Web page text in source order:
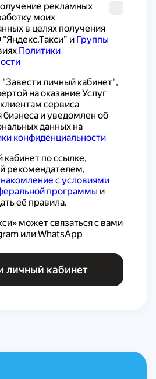
рекламных
моих
в целях получения
и Группы
Политики
личный кабинет",
на оказание Услуг
сервиса
бизнеса и уведомлен об
данных на
конфиденциальности
по ссылке,
с условиями
программы и
её правила.
может связаться с вами
или WhatsApp
личный кабинет